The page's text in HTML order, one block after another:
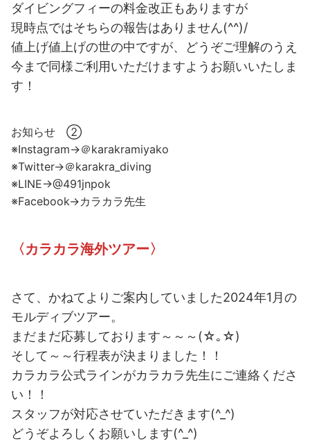
ダイビングフィーの料金改正もありますが
現時点ではそちらの報告はありません(^^)/
値上げ値上げの世の中ですが、どうぞご理解のうえ
今まで同様ご利用いただけますようお願いいたしま
す！
お知らせ ②
※Instagram→＠karakramiyako
※Twitter→＠karakra_diving
※LINE→@491jnpok
※Facebook→カラカラ先生
〈カラカラ海外ツアー〉
さて、かねてよりご案内していました2024年1月の
モルディブツアー。
まだまだ応募しております～～～(☆｡☆)
そして～～行程表が決まりました！！
カラカラ公式ラインがカラカラ先生にご連絡くださ
い！！
スタッフが対応させていただきます(^_^)
どうぞよろしくお願いします(^_^)